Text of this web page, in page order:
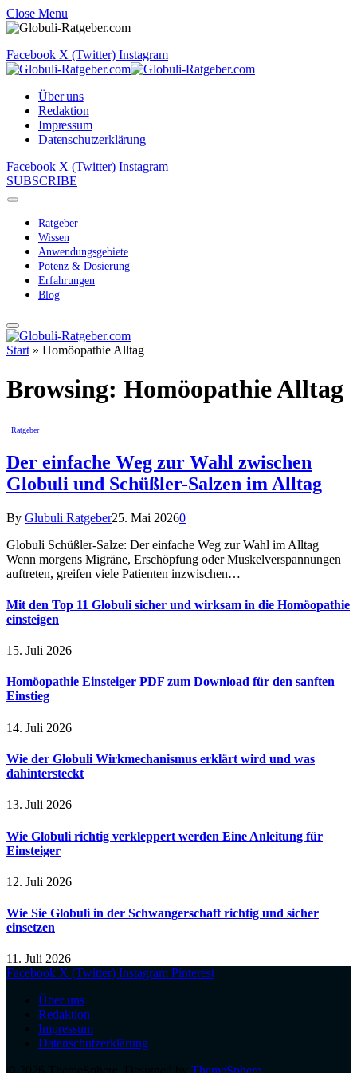
Close Menu
Facebook X (Twitter) Instagram
Über uns
Redaktion
Impressum
Datenschutzerklärung
Facebook X (Twitter) Instagram
SUBSCRIBE
Ratgeber
Wissen
Anwendungsgebiete
Potenz & Dosierung
Erfahrungen
Blog
Start » Homöopathie Alltag
Browsing: Homöopathie Alltag
Ratgeber
Der einfache Weg zur Wahl zwischen
Globuli und Schüßler-Salzen im Alltag
By Glubuli Ratgeber25. Mai 20260
Globuli Schüßler-Salze: Der einfache Weg zur Wahl im Alltag
Wenn morgens Migräne, Erschöpfung oder Muskelverspannungen
auftreten, greifen viele Patienten inzwischen…
Mit den Top 11 Globuli sicher und wirksam in die Homöopathie
einsteigen
15. Juli 2026
Homöopathie Einsteiger PDF zum Download für den sanften
Einstieg
14. Juli 2026
Wie der Globuli Wirkmechanismus erklärt wird und was
dahintersteckt
13. Juli 2026
Wie Globuli richtig verkleppert werden Eine Anleitung für
Einsteiger
12. Juli 2026
Wie Sie Globuli in der Schwangerschaft richtig und sicher
einsetzen
11. Juli 2026
Facebook X (Twitter) Instagram Pinterest
Über uns
Redaktion
Impressum
Datenschutzerklärung